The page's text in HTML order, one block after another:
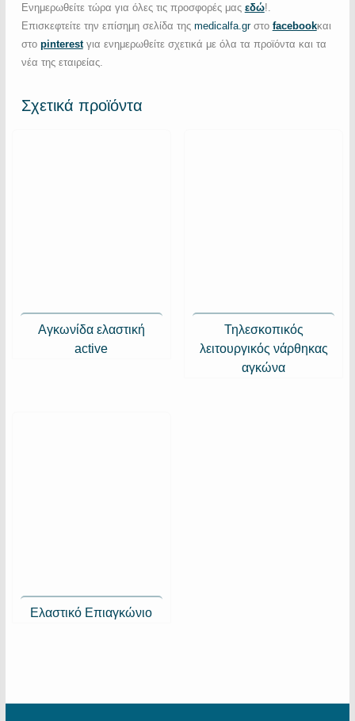
Ενημερωθείτε τώρα για όλες τις προσφορές μας εδώ!.
Επισκεφτείτε την επίσημη σελίδα της medicalfa.grστο facebookκαι
στο pinterest για ενημερωθείτε σχετικά με όλα τα προϊόντα και τα
νέα της εταιρείας.
Σχετικά προϊόντα
Αγκωνίδα ελαστική
active
Τηλεσκοπικός
λειτουργικός νάρθηκας
αγκώνα
Ελαστικό Επιαγκώνιο